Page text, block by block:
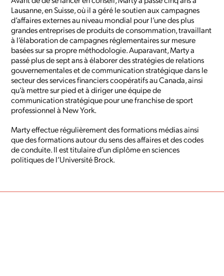
Lausanne, en Suisse, où il a géré le soutien aux campagnes
d’affaires externes au niveau mondial pour l’une des plus
grandes entreprises de produits de consommation, travaillant
à l’élaboration de campagnes réglementaires sur mesure
basées sur sa propre méthodologie. Auparavant, Marty a
passé plus de sept ans à élaborer des stratégies de relations
gouvernementales et de communication stratégique dans le
secteur des services financiers coopératifs au Canada, ainsi
qu’à mettre sur pied et à diriger une équipe de
communication stratégique pour une franchise de sport
professionnel à New York.
Marty effectue régulièrement des formations médias ainsi
que des formations autour du sens des affaires et des codes
de conduite. Il est titulaire d’un diplôme en sciences
politiques de l’Université Brock.